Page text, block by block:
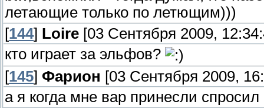
летающие только по летющим)))
[144] Loire [03 Сентября 2009,
кто играет за эльфов?
[145] Фарион [03 Сентября 2009,
а я когда мне вар принесли спросил